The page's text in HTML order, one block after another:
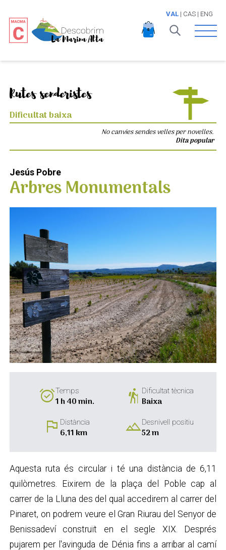
VAL| CAS| ENG
Open
Rutes senderistes
Dificultat baixa
No canvies sendes velles per novelles.
Dita popular
Jesús Pobre
Arbres Monumentals
alarm_onTemps
1 h 40 min. hiking Dificultat tècnica
Baixa
flag Distància
6,11 km landscapeDesnivell positiu
52 m
Aquesta ruta és circular i té una distància de 6,11
quilòmetres. Eixirem de la plaça del Poble cap al
carrer de la Lluna des del qual accedirem al carrer del
Pinaret, on podrem veure el Gran Riurau del Senyor de
Benissadeví construït en el segle XIX. Després
pujarem per l'avinguda de Dénia fins a arribar al camí